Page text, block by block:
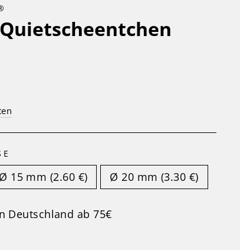
Ø 15 mm (2.60 €) Ø 20 mm (3.30 €)
Deutschland ab 75€